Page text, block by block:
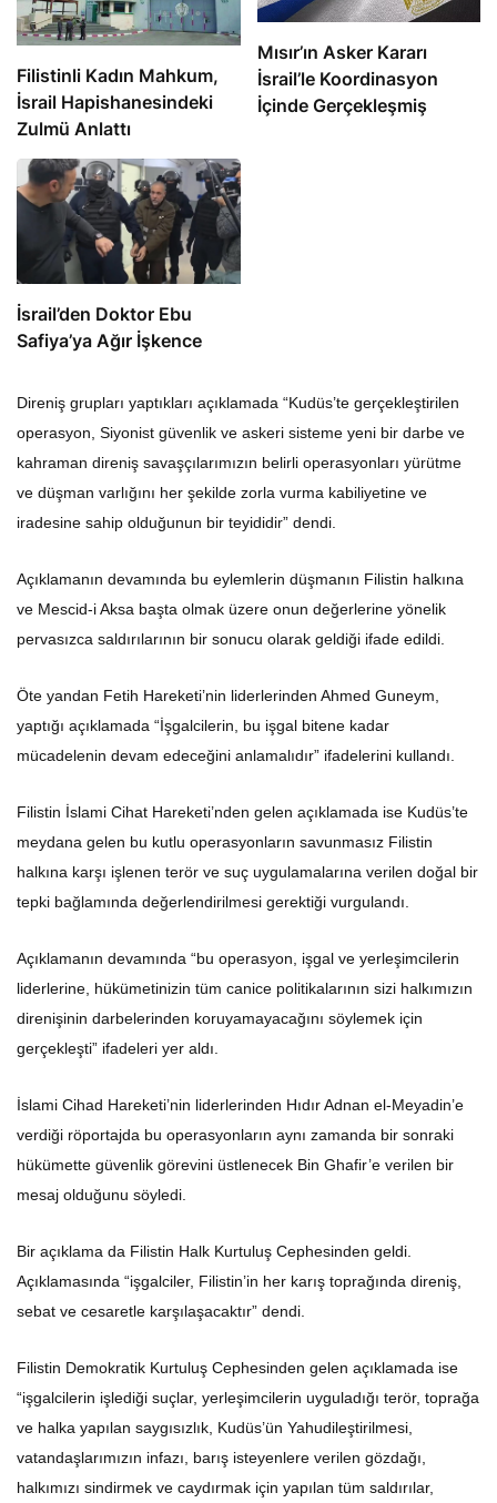
Filistinli Kadın Mahkum,
İsrail Hapishanesindeki
Zulmü Anlattı
Mısır’ın Asker Kararı
İsrail’le Koordinasyon
İçinde Gerçekleşmiş
İsrail’den Doktor Ebu
Safiya’ya Ağır İşkence
Direniş grupları yaptıkları açıklamada “Kudüs’te gerçekleştirilen
operasyon, Siyonist güvenlik ve askeri sisteme yeni bir darbe ve
kahraman direniş savaşçılarımızın belirli operasyonları yürütme
ve düşman varlığını her şekilde zorla vurma kabiliyetine ve
iradesine sahip olduğunun bir teyididir” dendi.
Açıklamanın devamında bu eylemlerin düşmanın Filistin halkına
ve Mescid-i Aksa başta olmak üzere onun değerlerine yönelik
pervasızca saldırılarının bir sonucu olarak geldiği ifade edildi.
Öte yandan Fetih Hareketi’nin liderlerinden Ahmed Guneym,
yaptığı açıklamada “İşgalcilerin, bu işgal bitene kadar
mücadelenin devam edeceğini anlamalıdır” ifadelerini kullandı.
Filistin İslami Cihat Hareketi’nden gelen açıklamada ise Kudüs’te
meydana gelen bu kutlu operasyonların savunmasız Filistin
halkına karşı işlenen terör ve suç uygulamalarına verilen doğal bir
tepki bağlamında değerlendirilmesi gerektiği vurgulandı.
Açıklamanın devamında “bu operasyon, işgal ve yerleşimcilerin
liderlerine, hükümetinizin tüm canice politikalarının sizi halkımızın
direnişinin darbelerinden koruyamayacağını söylemek için
gerçekleşti” ifadeleri yer aldı.
İslami Cihad Hareketi’nin liderlerinden Hıdır Adnan el-Meyadin’e
verdiği röportajda bu operasyonların aynı zamanda bir sonraki
hükümette güvenlik görevini üstlenecek Bin Ghafir’e verilen bir
mesaj olduğunu söyledi.
Bir açıklama da Filistin Halk Kurtuluş Cephesinden geldi.
Açıklamasında “işgalciler, Filistin’in her karış toprağında direniş,
sebat ve cesaretle karşılaşacaktır” dendi.
Filistin Demokratik Kurtuluş Cephesinden gelen açıklamada ise
“işgalcilerin işlediği suçlar, yerleşimcilerin uyguladığı terör, toprağa
ve halka yapılan saygısızlık, Kudüs’ün Yahudileştirilmesi,
vatandaşlarımızın infazı, barış isteyenlere verilen gözdağı,
halkımızı sindirmek ve caydırmak için yapılan tüm saldırılar,